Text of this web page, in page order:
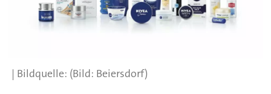
(Bild: Beiersdorf)